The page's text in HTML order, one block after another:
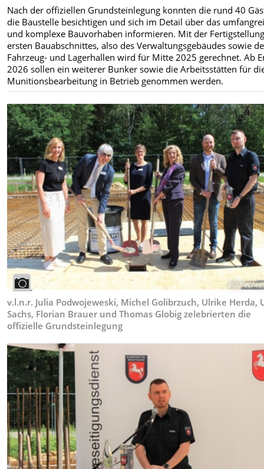
Nach der offiziellen Grundsteinlegung konnten die rund 40
die Baustelle besichtigen und sich im Detail über das
und komplexe Bauvorhaben informieren. Mit der
ersten Bauabschnittes, also des Verwaltungsgebäudes sowie
Fahrzeug- und Lagerhallen wird für Mitte 2025 gerechnet. Ab
2026 sollen ein weiterer Bunker sowie die Arbeitsstätten für
Munitionsbearbeitung in Betrieb genommen werden.
Bildrechte:
v.l.n.r. Julia Podwojeweski, Michel Golibrzuch, Ulrike Herda,
Sachs, Florian Brauer und Thomas Globig zelebrierten die
offizielle Grundsteinlegung